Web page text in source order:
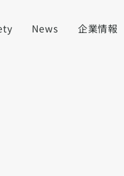
News 企業情報